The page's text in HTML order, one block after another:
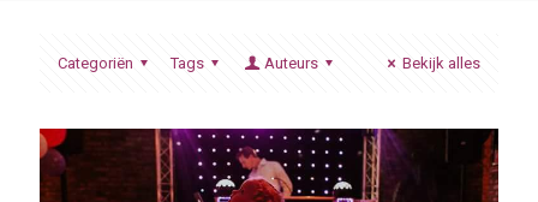
Categoriën Tags Auteurs Bekijk alles